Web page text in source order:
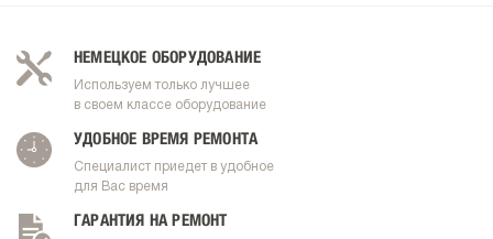
НЕМЕЦКОЕ ОБОРУДОВАНИЕ
Используем только лучшее
в своем классе оборудование
УДОБНОЕ ВРЕМЯ РЕМОНТА
Специалист приедет в удобное
для Вас время
ГАРАНТИЯ НА РЕМОНТ